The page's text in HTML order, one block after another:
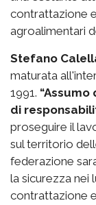
contrattazione
agroalimentari
Stefano
maturata
1991.
di
proseguire il
sul territorio
federazione
la sicurezza nei
contrattazione